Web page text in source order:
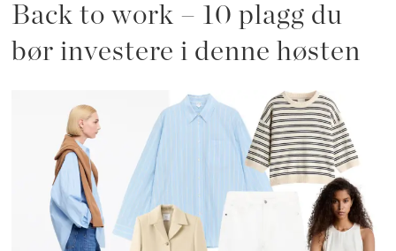
Back to work – 10 plagg du
bør investere i denne høsten